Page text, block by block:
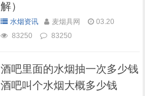
解）
水烟资讯 麦烟具网
03.20
83250
83250
酒吧里面的水烟抽一次多少钱
酒吧叫个水烟大概多少钱